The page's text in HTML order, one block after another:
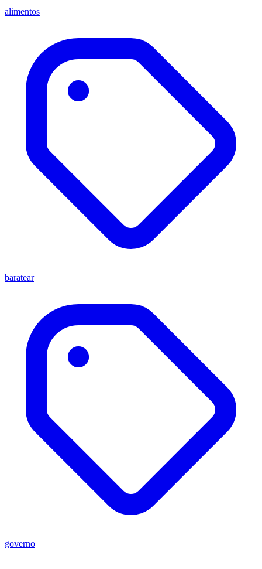
alimentos
baratear
governo